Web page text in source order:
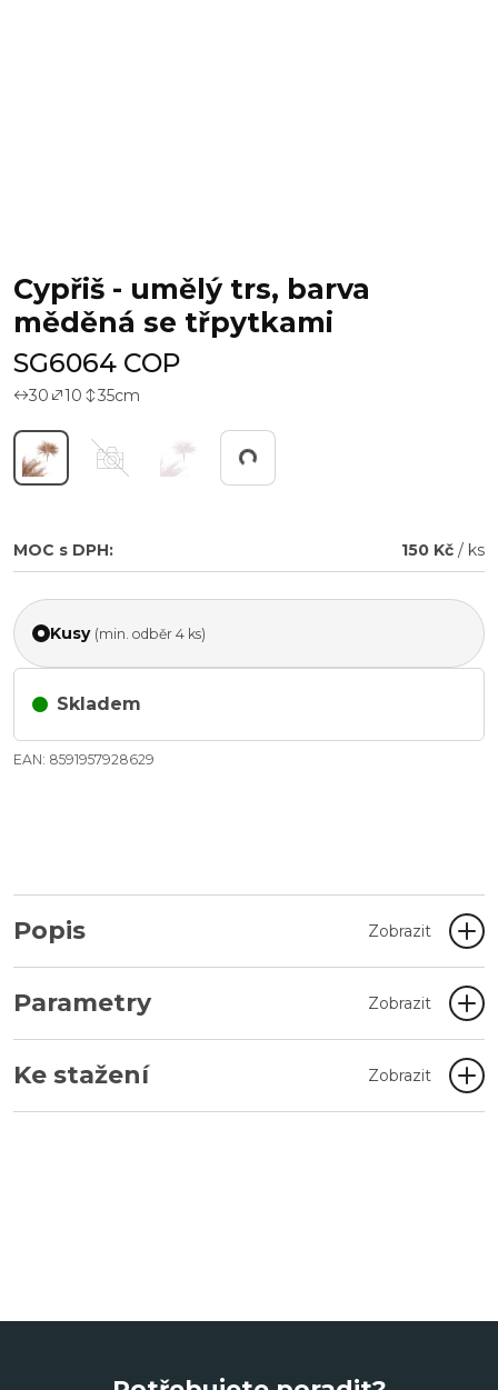
Cypřiš - umělý trs, barva
měděná se třpytkami
SG6064 COP
30 10 35cm
Pracuji...
MOC s DPH: 150 Kč / ks
Kusy (min. odběr 4 ks)
Skladem
EAN: 8591957928629
Popis Zobrazit
Parametry Zobrazit
Ke stažení Zobrazit